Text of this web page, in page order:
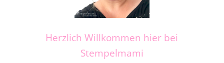
Herzlich Willkommen hier bei
Stempelmami